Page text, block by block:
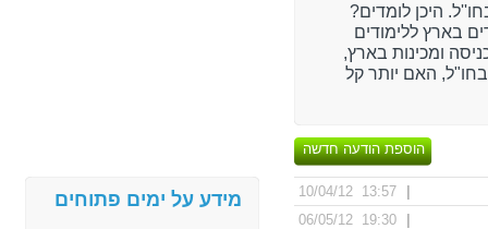
היכן לומדים?
בארץ ללימודים
ומכינות בארץ,
בחו"ל, האם יותר קל
הוספת הודעה חדשה
13:57 10/04/12
19:30 06/05/12
מידע על ימים פתוחים